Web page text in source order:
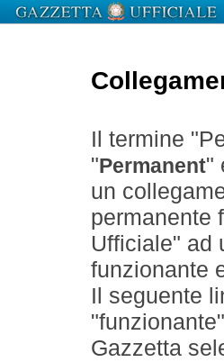
Il termine
" Permanent"
un
permanente
Ufficiale" ad
funzionante
Il seguente
Gazzetta